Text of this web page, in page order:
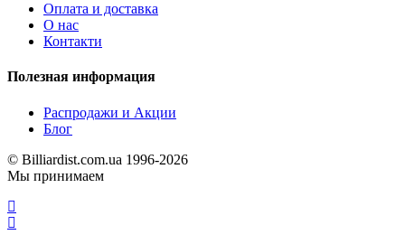
Оплата и доставка
О нас
Контакти
Полезная информация
Распродажи и Акции
Блог
© Billiardist.com.ua 1996-2026
Мы принимаем